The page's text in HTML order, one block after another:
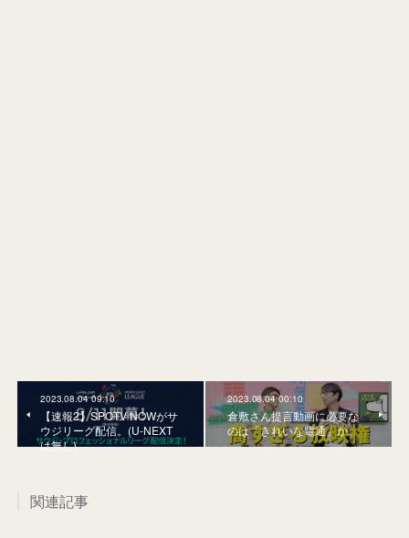
2023.08.04 09:10
【速報2】SPOTV NOWがサ
ウジリーグ配信。(U-NEXT
は無し)
2023.08.04 00:10
倉敷さん提言動画に必要な
のは「きれいな電通」か。
関連記事